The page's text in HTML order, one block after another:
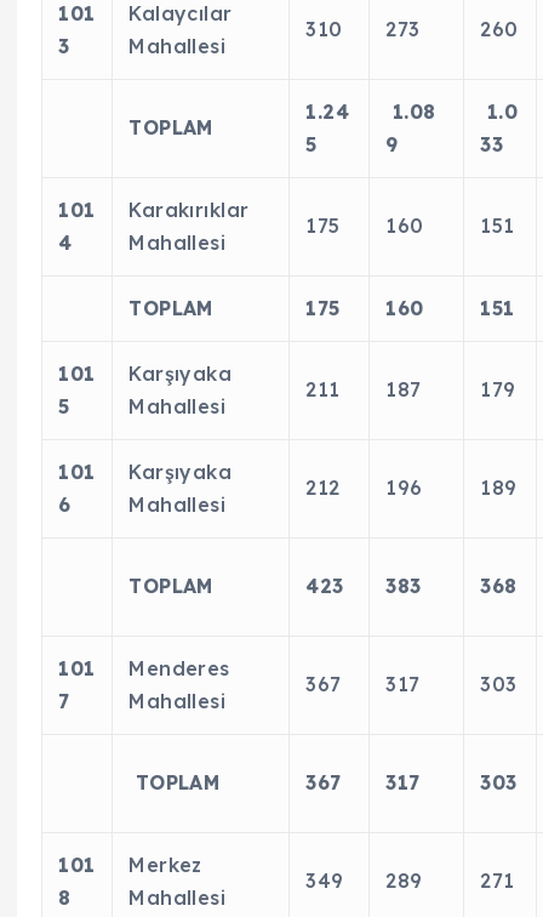
101
3
Kalaycılar
Mahallesi
310 273 260
TOPLAM
1.24
5
1.08
9
1.0
33
101
4
Karakırıklar
Mahallesi
175 160 151
TOPLAM 175 160 151
101
5
Karşıyaka
Mahallesi
211 187 179
101
6
Karşıyaka
Mahallesi
212 196 189
TOPLAM 423 383 368
101
7
Menderes
Mahallesi
367 317 303
TOPLAM 367 317 303
101
8
Merkez
Mahallesi
349 289 271